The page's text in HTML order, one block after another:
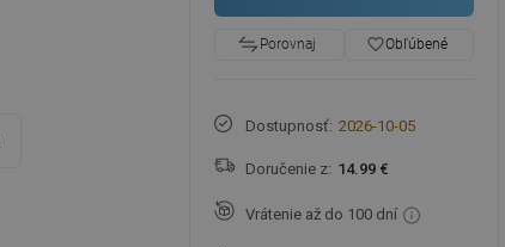
Porovnaj favorite_borderObľúbené
Dostupnosť: 2026-10-05
Doručenie z: 14.99 €
Vrátenie až do 100 dní